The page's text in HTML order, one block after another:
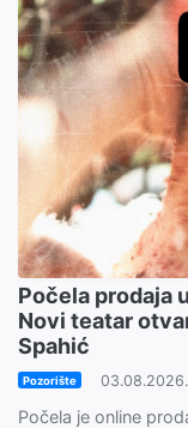
Počela prodaja
Novi teatar
Spahić
Pozorište
Počela je online